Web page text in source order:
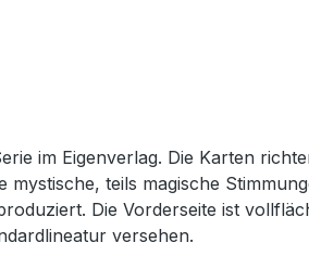
im Eigenverlag. Die Karten
teils magische
Die Vorderseite ist
versehen.